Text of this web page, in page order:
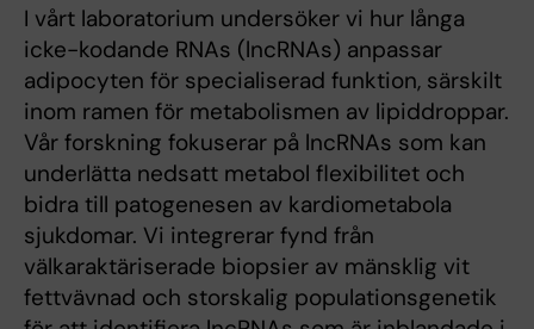
I vårt laboratorium undersöker vi hur långa
icke-kodande RNAs (lncRNAs) anpassar
adipocyten för specialiserad funktion, särskilt
inom ramen för metabolismen av lipiddroppar.
Vår forskning fokuserar på lncRNAs som kan
underlätta nedsatt metabol flexibilitet och
bidra till patogenesen av kardiometabola
sjukdomar. Vi integrerar fynd från
välkaraktäriserade biopsier av mänsklig vit
fettvävnad och storskalig populationsgenetik